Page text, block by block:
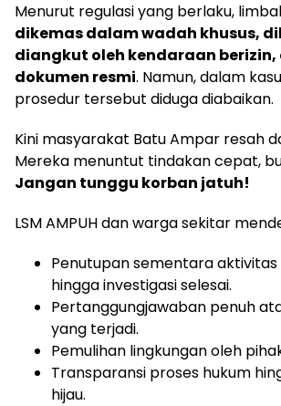
Menurut regulasi yang berlaku,
dikemas dalam wadah khusus,
diangkut oleh kendaraan
dokumen resmi. Namun, dalam
prosedur tersebut diduga diabaikan.
Kini masyarakat Batu Ampar resah
Mereka menuntut tindakan cepat,
Jangan tunggu korban jatuh!
LSM AMPUH dan warga sekitar
Penutupan sementara
hingga investigasi selesai.
Pertanggungjawaban penuh
yang terjadi.
Pemulihan lingkungan oleh
Transparansi proses hukum
hijau.